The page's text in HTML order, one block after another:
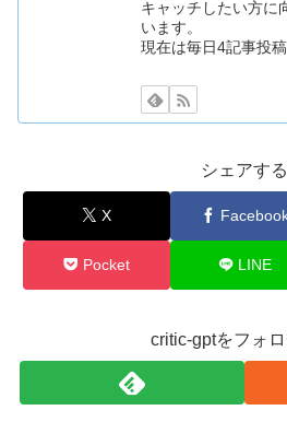
キャッチしたい方に
います。
現在は毎日4記事投稿
シェアする
X
Pocket LINE
critic-gptをフォ